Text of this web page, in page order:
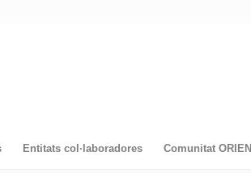
Entitats col·laboradores Comunitat